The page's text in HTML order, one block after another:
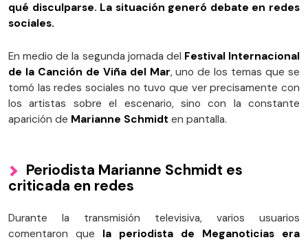
qué disculparse. La situación generó debate en redes
sociales.
En medio de la segunda jornada del Festival Internacional
de la Canción de Viña del Mar, uno de los temas que se
tomó las redes sociales no tuvo que ver precisamente con
los artistas sobre el escenario, sino con la constante
aparición de Marianne Schmidt en pantalla.
Periodista Marianne Schmidt es
criticada en redes
Durante la transmisión televisiva, varios usuarios
comentaron que la periodista de Meganoticias era